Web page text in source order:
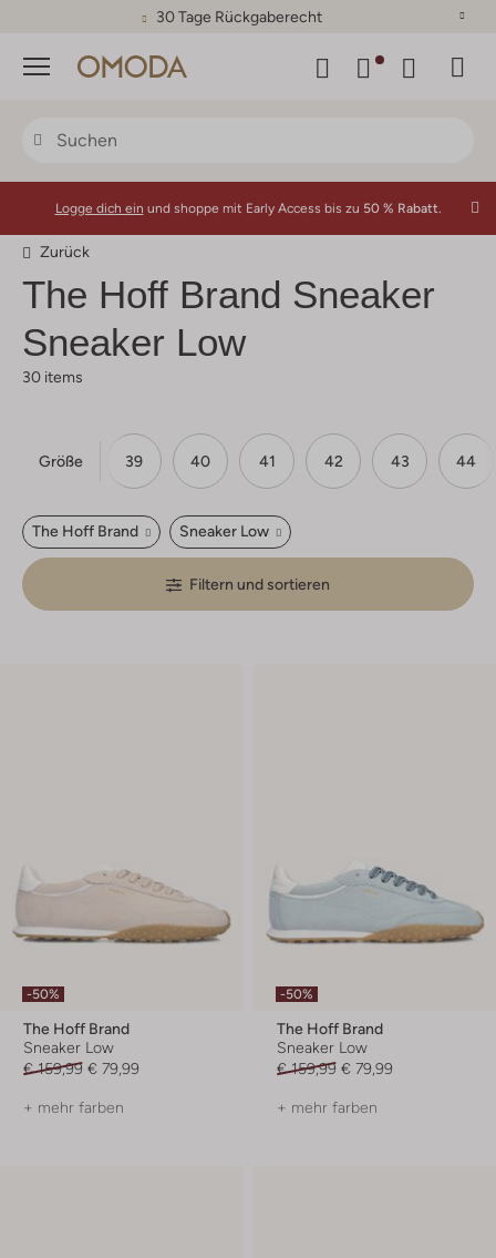
30 Tage Rückgaberecht
Menü
Logge dich ein und shoppe mit Early Access bis zu 50 % Rabatt.
Zurück
The Hoff Brand Sneaker
Sneaker Low
30 items
Größe
38 39 40 41 42 43 44
The Hoff Brand Sneaker Low
Filtern und sortieren
-50%
The Hoff Brand
Sneaker Low
€ 159,99 € 79,99
+ mehr farben
-50%
The Hoff Brand
Sneaker Low
€ 159,99 € 79,99
+ mehr farben